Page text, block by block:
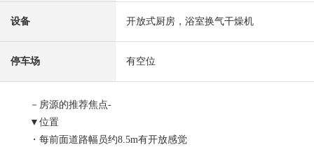
设备 开放式厨房，浴室换气干燥机
停车场 有空位
－房源的推荐焦点-
▼位置
・每前面道路幅员约8.5m有开放感觉